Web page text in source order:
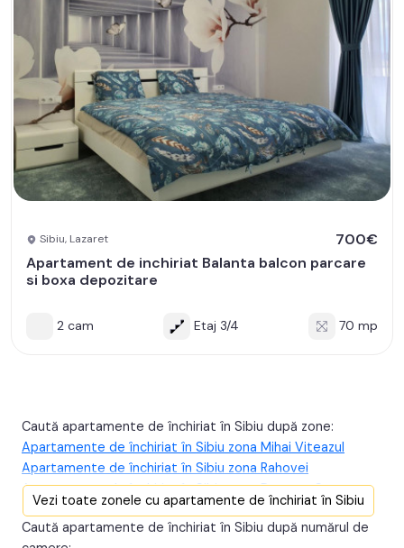
Sibiu, Lazaret
700€
Apartament de inchiriat Balanta balcon parcare
si boxa depozitare
2 cam Etaj 3/4 70 mp
Caută apartamente de închiriat în Sibiu după zone:
Apartamente de închiriat în Sibiu zona Mihai Viteazul
Apartamente de închiriat în Sibiu zona Rahovei
Apartamente de închiriat în Sibiu zona Doamna Stanca
Apartamente de închiriat în Sibiu zona Calea Cisnadiei -
Arhitectilor
Vezi toate zonele cu apartamente de închiriat în Sibiu
Caută apartamente de închiriat în Sibiu după numărul de